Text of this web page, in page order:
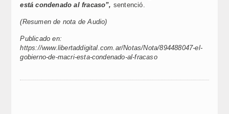
está condenado al fracaso”, sentenció.
(Resumen de nota de Audio)
Publicado en:
https://www.libertaddigital.com.ar/Notas/Nota/894488047-el-
gobierno-de-macri-esta-condenado-al-fracaso